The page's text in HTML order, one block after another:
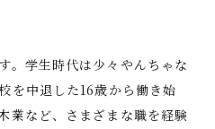
。学生時代は少々やんちゃな
を中退した16歳から働き始
業など、さまざまな職を経験